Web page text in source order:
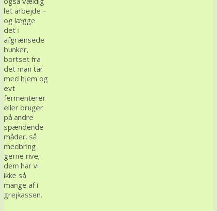
let arbejde –
og lægge
det i
afgrænsede
bunker,
bortset fra
det man tar
med hjem og
evt
fermenterer
eller bruger
på andre
spændende
måder. så
medbring
gerne rive;
dem har vi
ikke så
mange af i
grejkassen.